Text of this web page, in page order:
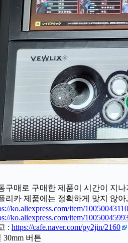
구매로 구매한 제품이 시간이 지
리카 제품에는 정확하게 맞지 않
ko.aliexpress.com/item/
ko.aliexpress.com/item/
: https://cafe.naver.com/py2jin/2160
30mm 버튼